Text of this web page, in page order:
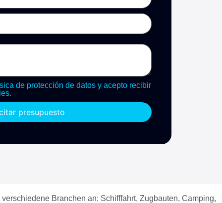
de protección de datos y acepto recibir
presupuesto
Branchen an: Schifffahrt, Zugbauten, Camping,